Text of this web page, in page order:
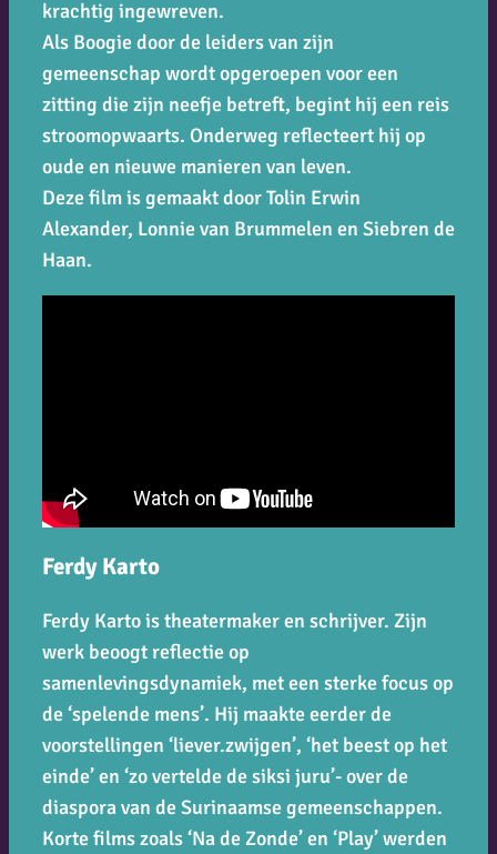
krachtig ingewreven.
Als Boogie door de leiders van zijn
gemeenschap wordt opgeroepen voor een
zitting die zijn neefje betreft, begint hij een reis
stroomopwaarts. Onderweg reflecteert hij op
oude en nieuwe manieren van leven.
Deze film is gemaakt door Tolin Erwin
Alexander, Lonnie van Brummelen en Siebren de
Haan.
Ferdy Karto
Ferdy Karto is theatermaker en schrijver. Zijn
werk beoogt reflectie op
samenlevingsdynamiek, met een sterke focus op
de ‘spelende mens’. Hij maakte eerder de
voorstellingen ‘liever.zwijgen’, ‘het beest op het
einde’ en ‘zo vertelde de siksi juru’- over de
diaspora van de Surinaamse gemeenschappen.
Korte films zoals ‘Na de Zonde’ en ‘Play’ werden